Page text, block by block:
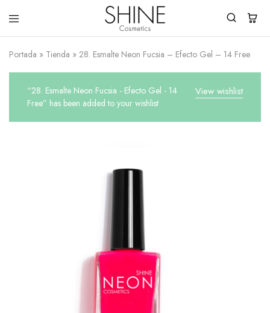
Shine
You
Everyday!
Portada » Tienda » 28. Esmalte Neon Fucsia – Efecto Gel – 14 Free
View wishlist
“28. Esmalte Neon Fucsia - Efecto Gel - 14
Free” has been added to your wishlist